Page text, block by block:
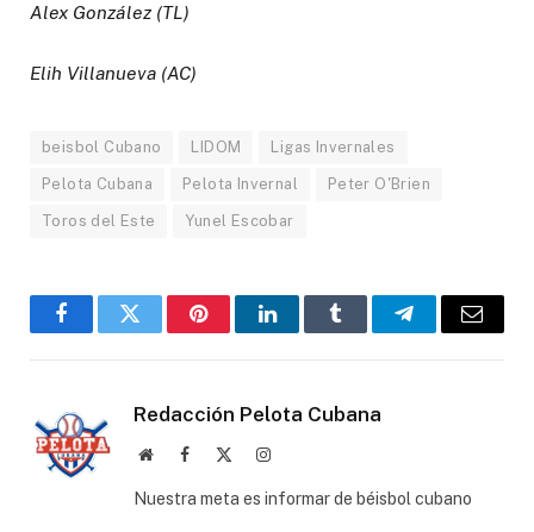
Alex González (TL)
Elih Villanueva (AC)
beisbol Cubano LIDOM Ligas Invernales
Pelota Cubana Pelota Invernal Peter O'Brien
Toros del Este Yunel Escobar
FacebookTwitter PinterestLinkedInTumblr TelegramEmail
Redacción Pelota Cubana
WebsiteFacebook Instagram
Nuestra meta es informar de béisbol cubano